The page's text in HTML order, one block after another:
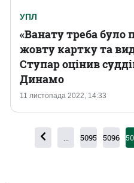
УПЛ
11 листопада 2022, 14:33
«Ванату треба було
жовту картку та
Ступар оцінив
Динамо
... 5095 5096